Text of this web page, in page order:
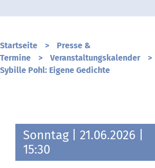
Startseite >
Presse &
Termine
> Veranstaltungskalender >
Sybille Pohl: Eigene Gedichte
Sonntag| 21.06.2026 |
15:30